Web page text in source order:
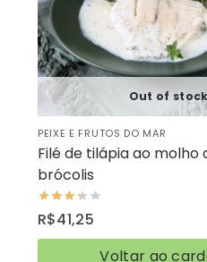
Out of
PEIXE E FRUTOS DO MAR
Filé de tilápia ao molho
brócolis
R$41,25
Voltar ao